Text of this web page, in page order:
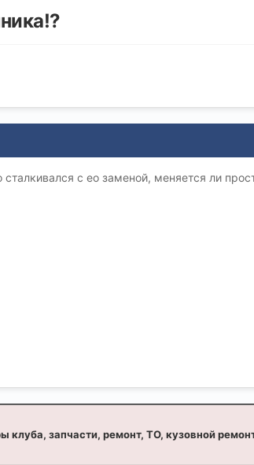
сталкивался с ео заменой, меняется ли
клуба, запчасти, ремонт, ТО, кузовной